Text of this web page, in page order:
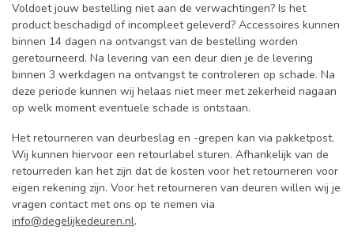
Voldoet jouw bestelling niet aan de verwachtingen? Is het
product beschadigd of incompleet geleverd? Accessoires kunnen
binnen 14 dagen na ontvangst van de bestelling worden
geretourneerd. Na levering van een deur dien je de levering
binnen 3 werkdagen na ontvangst te controleren op schade. Na
deze periode kunnen wij helaas niet meer met zekerheid nagaan
op welk moment eventuele schade is ontstaan.
Het retourneren van deurbeslag en -grepen kan via pakketpost.
Wij kunnen hiervoor een retourlabel sturen. Afhankelijk van de
retourreden kan het zijn dat de kosten voor het retourneren voor
eigen rekening zijn. Voor het retourneren van deuren willen wij je
vragen contact met ons op te nemen via
info@degelijkedeuren.nl.